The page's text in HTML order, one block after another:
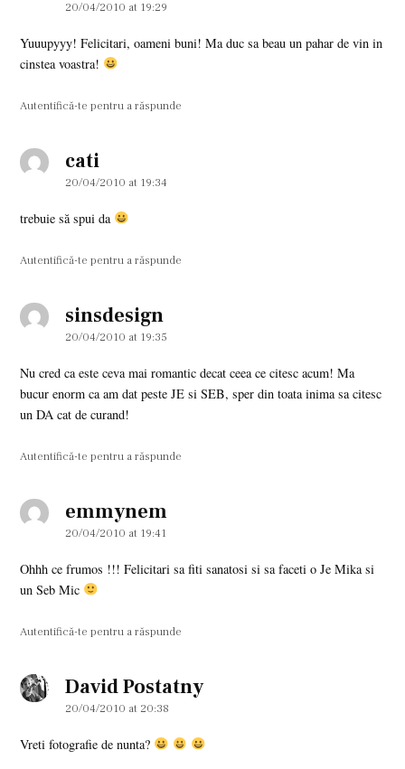
20/04/2010 at 19:29
Yuuupyyy! Felicitari, oameni buni! Ma duc sa beau un pahar de vin in
cinstea voastra!
Autentifică-te pentru a răspunde
catisays:
20/04/2010 at 19:34
trebuie să spui da
Autentifică-te pentru a răspunde
sinsdesign
20/04/2010 at 19:35
Nu cred ca este ceva mai romantic decat ceea ce citesc acum! Ma
bucur enorm ca am dat peste JE si SEB, sper din toata inima sa citesc
un DA cat de curand!
Autentifică-te pentru a răspunde
emmynem
20/04/2010 at 19:41
Ohhh ce frumos !!! Felicitari sa fiti sanatosi si sa faceti o Je Mika si
un Seb Mic
Autentifică-te pentru a răspunde
David Postatnysays:
20/04/2010 at 20:38
Vreti fotografie de nunta?